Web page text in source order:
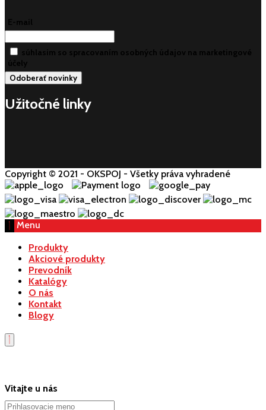
E-mail
súhlasim so spracovaním osobných údajov na marketingové
účely
Užitočné linky
Copyright © 2021 - OKSPOJ - Všetky práva vyhradené
Menu
Produkty
Akciové produkty
Prevodník
Katalógy
O nás
Kontakt
Blogy
Vitajte u nás